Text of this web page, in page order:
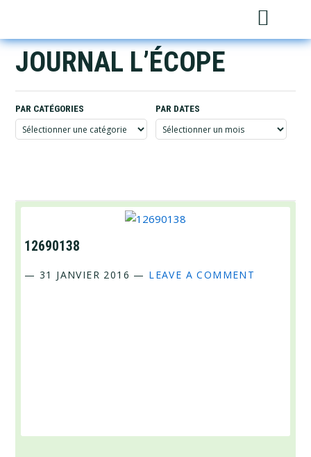
primary
navigation
main
content
footer
JOURNAL L’ÉCOPE
PAR CATÉGORIES
Par
catégories
PAR DATES
Par
dates
12690138
— 31 JANVIER 2016 — LEAVE A COMMENT